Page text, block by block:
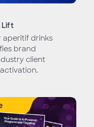
Lift
aperitif drinks
brand
client